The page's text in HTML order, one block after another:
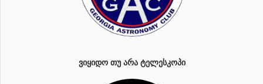
ᲕᲘᲧᲘᲓᲝ ᲗᲣ ᲐᲠᲐ ᲢᲔᲚᲔᲡᲙᲝᲞᲘ